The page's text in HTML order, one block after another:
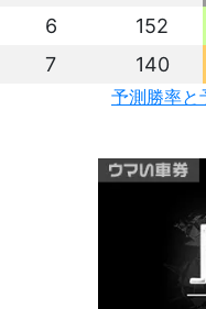
6
152
7
140
予測勝率と